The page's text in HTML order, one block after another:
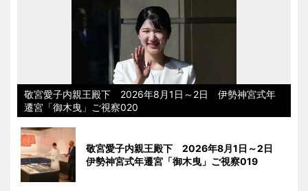
敬宮愛子内親王殿下 2026年8月1日～2日 伊勢神宮式年
遷宮「御木曳」ご視察020
敬宮愛子内親王殿下 2026年8月1日～2日
伊勢神宮式年遷宮「御木曳」ご視察019